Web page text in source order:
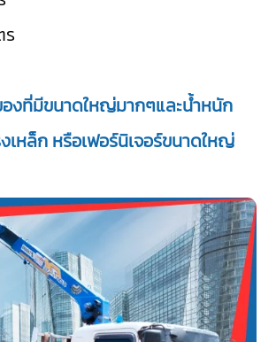
ร
องที่มีขนาดใหญ่มากๆและน้ำหนัก
งเหล็ก หรือเฟอร์นิเจอร์ขนาดใหญ่